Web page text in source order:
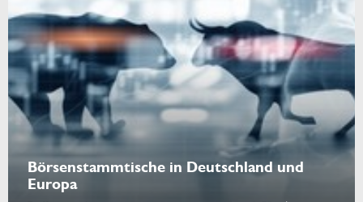
Börsenstammtische in Deutschland und
Europa